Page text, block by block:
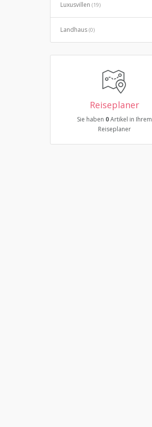
Luxusvillen (19)
Landhaus (0)
Reiseplaner
Sie haben 0Artikel in Ihrem
Reiseplaner